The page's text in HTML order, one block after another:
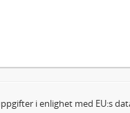
i enlighet med EU:s